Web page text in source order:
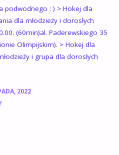
podwodnego : ) > Hokej dla
dla młodzieży i dorosłych
(60min)al. Paderewskiego 35
Olimpijskim). > Hokej dla
i grupa dla dorosłych
2022